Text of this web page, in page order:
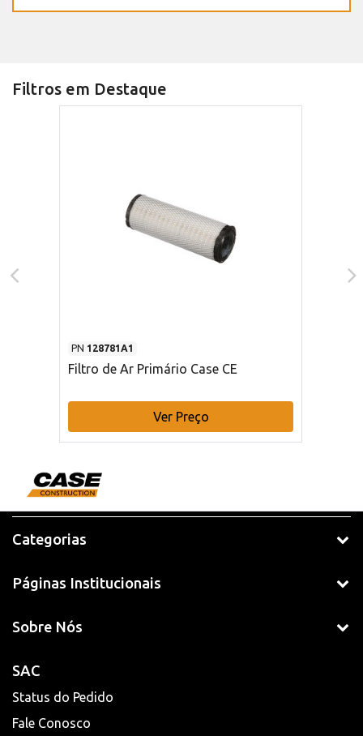
Filtros em Destaque
PN 128781A1
Filtro de Ar Primário Case CE
Ver Preço
Categorias
Páginas Institucionais
Sobre Nós
SAC
Status do Pedido
Fale Conosco